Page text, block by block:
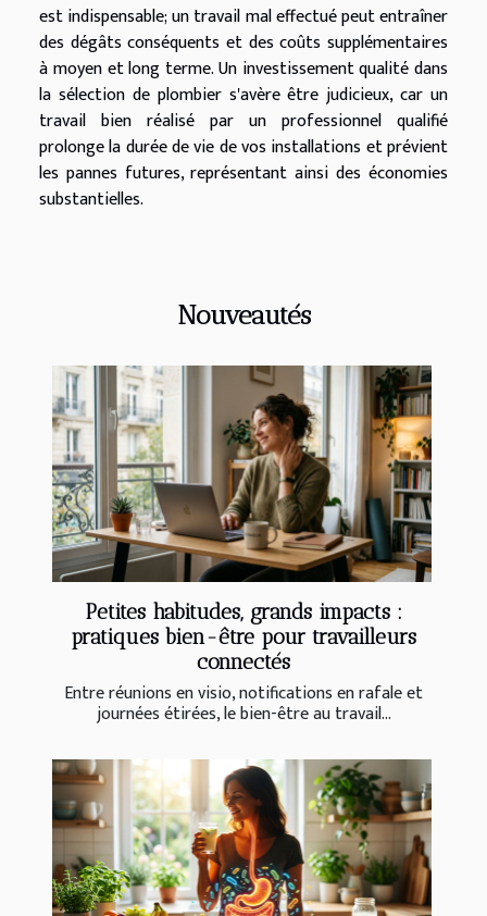
est indispensable; un travail mal effectué peut entraîner
des dégâts conséquents et des coûts supplémentaires
à moyen et long terme. Un investissement qualité dans
la sélection de plombier s'avère être judicieux, car un
travail bien réalisé par un professionnel qualifié
prolonge la durée de vie de vos installations et prévient
les pannes futures, représentant ainsi des économies
substantielles.
Nouveautés
Petites habitudes, grands impacts :
pratiques bien-être pour travailleurs
connectés
Entre réunions en visio, notifications en rafale et
journées étirées, le bien-être au travail...